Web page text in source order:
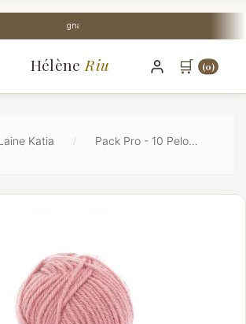
Stock Perpignan centre-ville
🛒 (0)
Hélène Riu
Katia Pack Pro - 10 Pelotes Katia Marathon